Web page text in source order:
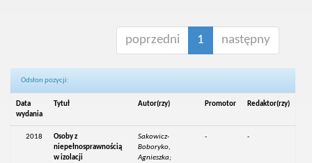
poprzedni 1 następny
Odsłon pozycji:
Data
wydania
Tytuł Autor(rzy) Promotor Redaktor(rzy)
2018
Osoby z
niepełnosprawnością
w izolacji
Sakowicz-
Boboryko,
Agnieszka;
- -